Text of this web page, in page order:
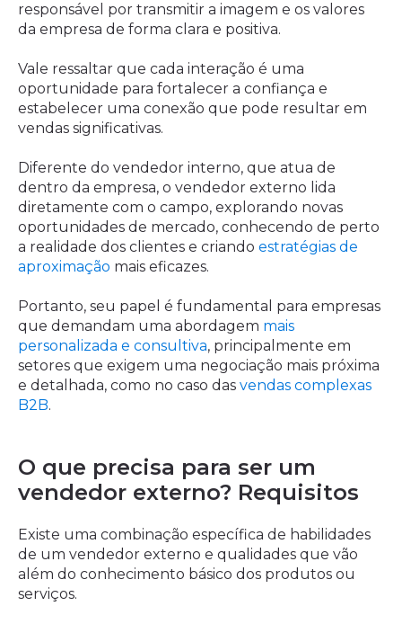
responsável por transmitir a imagem e os valores
da empresa de forma clara e positiva.
Vale ressaltar que cada interação é uma
oportunidade para fortalecer a confiança e
estabelecer uma conexão que pode resultar em
vendas significativas.
Diferente do vendedor interno, que atua de
dentro da empresa, o vendedor externo lida
diretamente com o campo, explorando novas
oportunidades de mercado, conhecendo de perto
a realidade dos clientes e criando estratégias de
aproximação mais eficazes.
Portanto, seu papel é fundamental para empresas
que demandam uma abordagem mais
personalizada e consultiva, principalmente em
setores que exigem uma negociação mais próxima
e detalhada, como no caso das vendas complexas
B2B.
O que precisa para ser um
vendedor externo? Requisitos
Existe uma combinação específica de habilidades
de um vendedor externo e qualidades que vão
além do conhecimento básico dos produtos ou
serviços.